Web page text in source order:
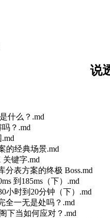
说
什么？.md
？.md
的经典场景.md
关键字.md
分表方案的终极 Boss.md
到185ms（下）.md
小时到20分钟（下）.md
全一无是处吗？.md
下当如何应对？.md